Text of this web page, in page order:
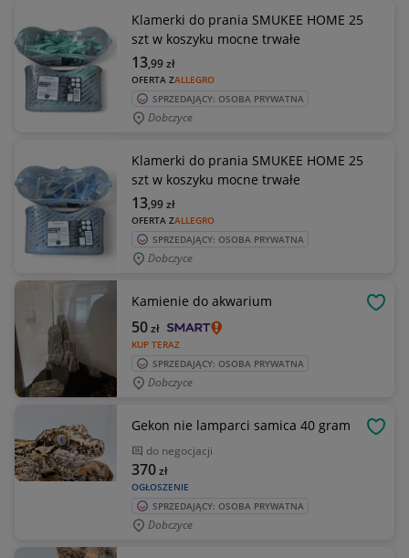
Klamerki do prania SMUKEE HOME 25
szt w koszyku mocne trwałe
OFERTA ZALLEGRO
13,99zł
SPRZEDAJĄCY: OSOBA PRYWATNA
Dobczyce
Klamerki do prania SMUKEE HOME 25
szt w koszyku mocne trwałe
OFERTA ZALLEGRO
13,99zł
SPRZEDAJĄCY: OSOBA PRYWATNA
Dobczyce
Kamienie do akwarium
KUP TERAZ
50zł
SPRZEDAJĄCY: OSOBA PRYWATNA
Dobczyce
Gekon nie lamparci samica 40 gram
do negocjacji
OGŁOSZENIE
370zł
SPRZEDAJĄCY: OSOBA PRYWATNA
Dobczyce